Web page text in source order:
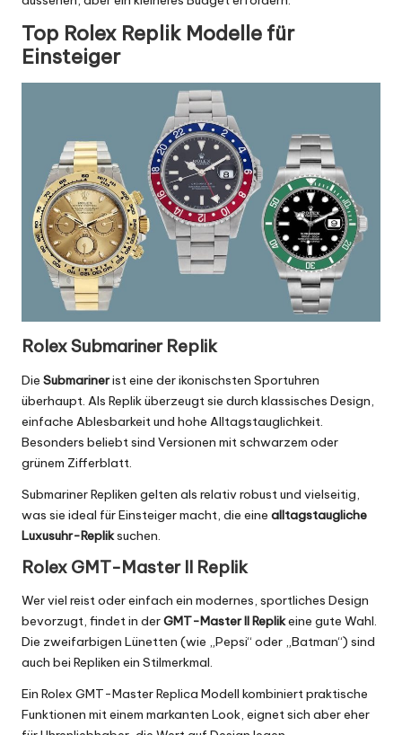
Top Rolex Replik Modelle für
Einsteiger
Rolex Submariner Replik
Die Submarinerist eine der ikonischsten Sportuhren
überhaupt. Als Replik überzeugt sie durch klassisches Design,
einfache Ablesbarkeit und hohe Alltagstauglichkeit.
Besonders beliebt sind Versionen mit schwarzem oder
grünem Zifferblatt.
Submariner Repliken gelten als relativ robust und vielseitig,
was sie ideal für Einsteiger macht, die eine alltagstaugliche
Luxusuhr-Repliksuchen.
Rolex GMT-Master II Replik
Wer viel reist oder einfach ein modernes, sportliches Design
bevorzugt, findet in derGMT-Master II Replikeine gute Wahl.
Die zweifarbigen Lünetten (wie „Pepsi“ oder „Batman“) sind
auch bei Repliken ein Stilmerkmal.
Ein Rolex GMT-Master Replica Modell kombiniert praktische
Funktionen mit einem markanten Look, eignet sich aber eher